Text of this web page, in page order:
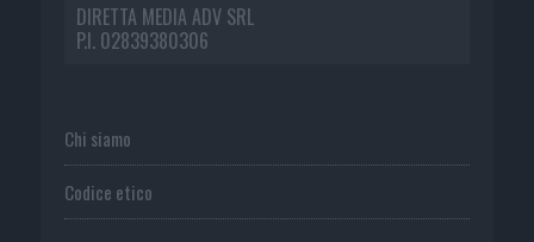
DIRETTA MEDIA ADV SRL
P.I. 02839380306
Chi siamo
Codice etico